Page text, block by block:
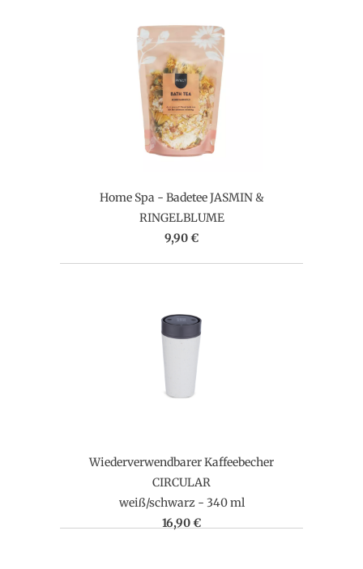
Home Spa - Badetee JASMIN &
RINGELBLUME
9,90 €
Wiederverwendbarer Kaffeebecher
CIRCULAR
weiß/schwarz - 340 ml
16,90 €